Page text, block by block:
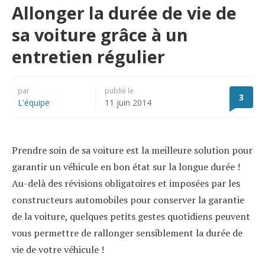
Allonger la durée de vie de
sa voiture grâce à un
entretien régulier
par
L'équipe
publié le
11 juin 2014 3
Prendre soin de sa voiture est la meilleure solution pour
garantir un véhicule en bon état sur la longue durée !
Au-delà des révisions obligatoires et imposées par les
constructeurs automobiles pour conserver la garantie
de la voiture, quelques petits gestes quotidiens peuvent
vous permettre de rallonger sensiblement la durée de
vie de votre véhicule !